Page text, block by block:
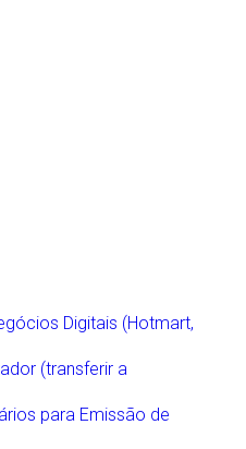
Digitais (Hotmart,
(transferir a
para Emissão de